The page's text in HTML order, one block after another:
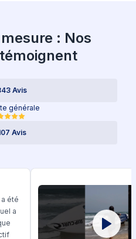
: Nos
Avis
générale
Avis
été
a